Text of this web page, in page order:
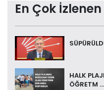
En Çok
HALK
ÖĞRETM ...